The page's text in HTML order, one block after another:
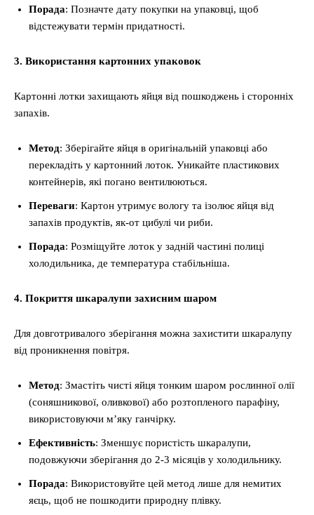
Порада: Позначте дату покупки на упаковці, щоб
відстежувати термін придатності.
3. Використання картонних упаковок
Картонні лотки захищають яйця від пошкоджень і сторонніх
запахів.
Метод: Зберігайте яйця в оригінальній упаковці або
перекладіть у картонний лоток. Уникайте пластикових
контейнерів, які погано вентилюються.
Переваги: Картон утримує вологу та ізолює яйця від
запахів продуктів, як-от цибулі чи риби.
Порада: Розміщуйте лоток у задній частині полиці
холодильника, де температура стабільніша.
4. Покриття шкаралупи захисним шаром
Для довготривалого зберігання можна захистити шкаралупу
від проникнення повітря.
Метод: Змастіть чисті яйця тонким шаром рослинної олії
(соняшникової, оливкової) або розтопленого парафіну,
використовуючи м’яку ганчірку.
Ефективність: Зменшує пористість шкаралупи,
подовжуючи зберігання до 2-3 місяців у холодильнику.
Порада: Використовуйте цей метод лише для немитих
яєць, щоб не пошкодити природну плівку.